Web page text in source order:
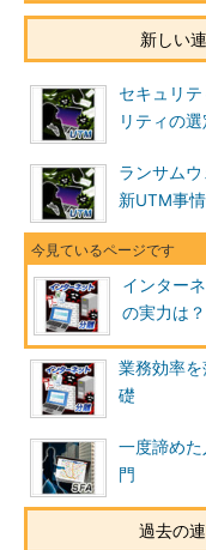
新しい
セキュリ
リティの
ランサム
新UTM事情
インター
の実力は？
業務効率
礎
一度諦めた
門
過去の